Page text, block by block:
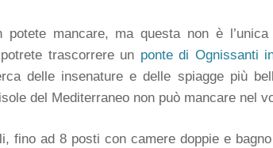
mancare, ma questa non è
trascorrere un ponte di Ognissanti
delle insenature e delle spiagge più
del Mediterraneo non può mancare nel
fino ad 8 posti con camere doppie e